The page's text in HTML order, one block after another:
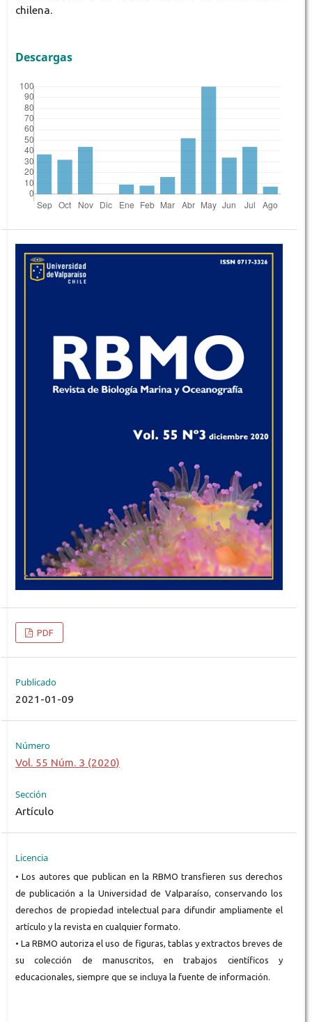
chilena.
Descargas
PDF
Publicado
2021-01-09
Número
Vol. 55 Núm. 3 (2020)
Sección
Artículo
Licencia
• Los autores que publican en la RBMO transfieren sus derechos
de publicación a la Universidad de Valparaíso, conservando los
derechos de propiedad intelectual para difundir ampliamente el
artículo y la revista en cualquier formato.
• La RBMO autoriza el uso de figuras, tablas y extractos breves de
su colección de manuscritos, en trabajos científicos y
educacionales, siempre que se incluya la fuente de información.